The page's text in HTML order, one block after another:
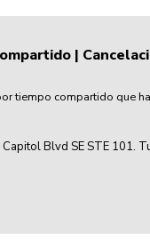
|
tiempo compartido que
Blvd SE STE 101.